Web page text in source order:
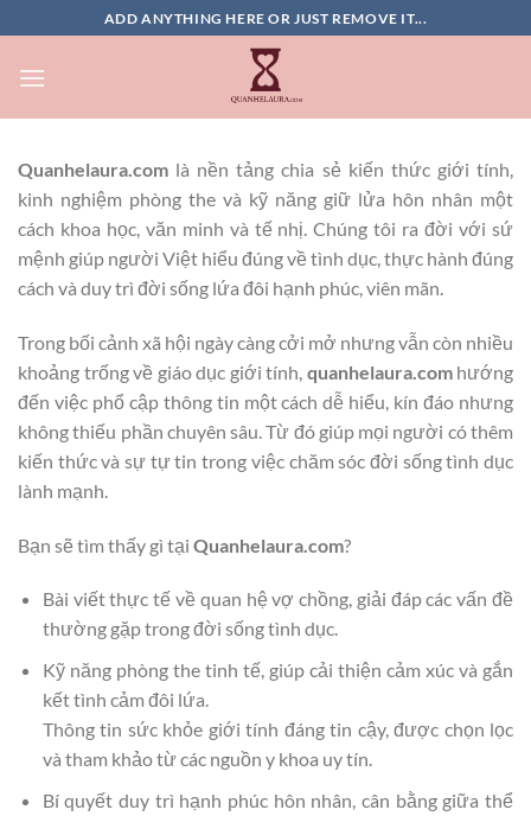
qua
nội
ADD ANYTHING HERE OR JUST REMOVE IT...
Quanhelaura.com là nền tảng chia sẻ kiến thức giới tính,
kinh nghiệm phòng the và kỹ năng giữ lửa hôn nhân một
cách khoa học, văn minh và tế nhị. Chúng tôi ra đời với sứ
mệnh giúp người Việt hiểu đúng về tình dục, thực hành đúng
cách và duy trì đời sống lứa đôi hạnh phúc, viên mãn.
Trong bối cảnh xã hội ngày càng cởi mở nhưng vẫn còn nhiều
khoảng trống về giáo dục giới tính, quanhelaura.comhướng
đến việc phổ cập thông tin một cách dễ hiểu, kín đáo nhưng
không thiếu phần chuyên sâu. Từ đó giúp mọi người có thêm
kiến thức và sự tự tin trong việc chăm sóc đời sống tình dục
lành mạnh.
Bạn sẽ tìm thấy gì tại Quanhelaura.com?
Bài viết thực tế về quan hệ vợ chồng, giải đáp các vấn đề
thường gặp trong đời sống tình dục.
Kỹ năng phòng the tinh tế, giúp cải thiện cảm xúc và gắn
kết tình cảm đôi lứa.
Thông tin sức khỏe giới tính đáng tin cậy, được chọn lọc
và tham khảo từ các nguồn y khoa uy tín.
Bí quyết duy trì hạnh phúc hôn nhân, cân bằng giữa thể